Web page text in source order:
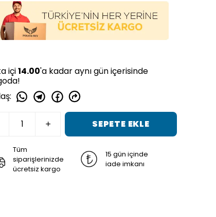
içi14.00'a kadar aynı gün içerisinde
:
SEPETE EKLE
Tüm
siparişlerinizde
ücretsiz kargo
15 gün içinde
iade imkanı